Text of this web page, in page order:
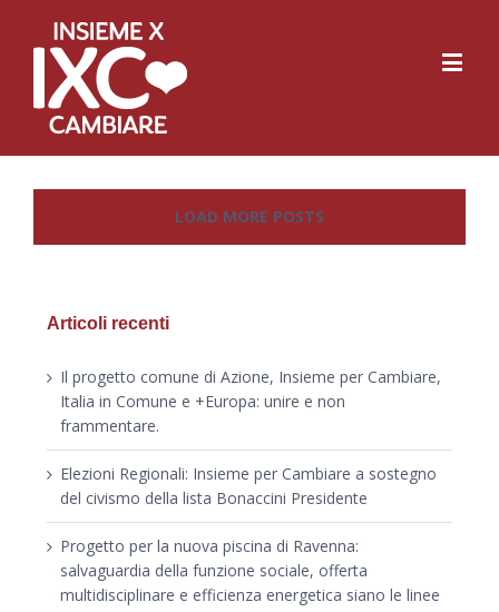
LOAD MORE POSTS
Articoli recenti
Il progetto comune di Azione, Insieme per Cambiare,
Italia in Comune e +Europa: unire e non
frammentare.
Elezioni Regionali: Insieme per Cambiare a sostegno
del civismo della lista Bonaccini Presidente
Progetto per la nuova piscina di Ravenna:
salvaguardia della funzione sociale, offerta
multidisciplinare e efficienza energetica siano le linee